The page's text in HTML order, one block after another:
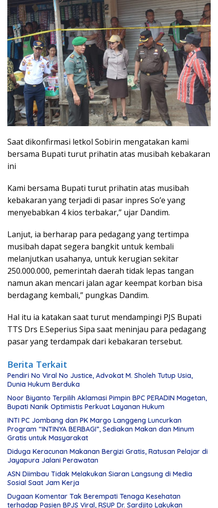
Saat dikonfirmasi letkol Sobirin mengatakan kami
bersama Bupati turut prihatin atas musibah kebakaran
ini
Kami bersama Bupati turut prihatin atas musibah
kebakaran yang terjadi di pasar inpres So’e yang
menyebabkan 4 kios terbakar,” ujar Dandim.
Lanjut, ia berharap para pedagang yang tertimpa
musibah dapat segera bangkit untuk kembali
melanjutkan usahanya, untuk kerugian sekitar
250.000.000, pemerintah daerah tidak lepas tangan
namun akan mencari jalan agar keempat korban bisa
berdagang kembali,” pungkas Dandim.
Hal itu ia katakan saat turut mendampingi PJS Bupati
TTS Drs E.Seperius Sipa saat meninjau para pedagang
pasar yang terdampak dari kebakaran tersebut.
Berita Terkait
Pendiri No Viral No Justice, Advokat M. Sholeh Tutup Usia,
Dunia Hukum Berduka
Noor Biyanto Terpilih Aklamasi Pimpin BPC PERADIN Magetan,
Bupati Nanik Optimistis Perkuat Layanan Hukum
INTI PC Jombang dan PK Margo Langgeng Luncurkan
Program “INTINYA BERBAGI”, Sediakan Makan dan Minum
Gratis untuk Masyarakat
Diduga Keracunan Makanan Bergizi Gratis, Ratusan Pelajar di
Jayapura Jalani Perawatan
ASN Diimbau Tidak Melakukan Siaran Langsung di Media
Sosial Saat Jam Kerja
Dugaan Komentar Tak Berempati Tenaga Kesehatan
terhadap Pasien BPJS Viral, RSUP Dr. Sardjito Lakukan